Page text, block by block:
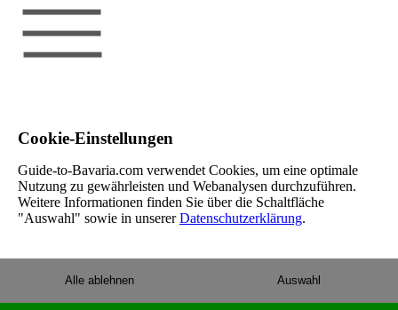
Cookie-Einstellungen
Guide-to-Bavaria.com verwendet Cookies, um eine optimale
Nutzung zu gewährleisten und Webanalysen durchzuführen.
Weitere Informationen finden Sie über die Schaltfläche
"Auswahl" sowie in unsererDatenschutzerklärung.
Auswahl
Alle ablehnen